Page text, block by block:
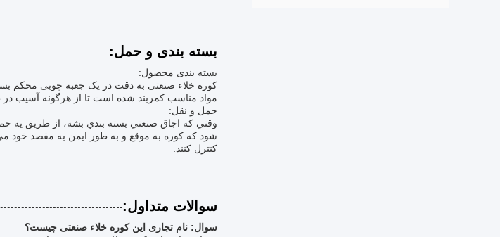
بسته بندی و حمل:
بسته بندی محصول:
کوره خلاء صنعتی به دقت در یک جعبه چوبی محکم
مواد مناسب کمربند شده است تا از هرگونه آسیب
حمل و نقل:
وقتي که اجاق صنعتي بسته بندي بشه، از طريق يه
شود که کوره به موقع و به طور ایمن به مقصد خود
کنترل کنند.
سوالات متداول:
سوال: نام تجاری این کوره خلاء صنعتی چیست؟